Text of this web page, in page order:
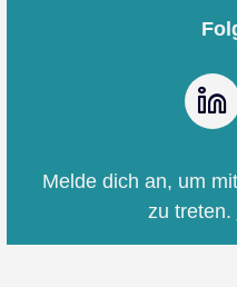
Melde dich an, um
zu treten.